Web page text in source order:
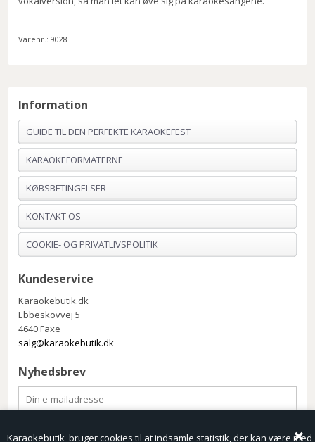
Karaokebutik bruger cookies til at indsamle statistik, der kan være med
Varenr.:9028
Information
GUIDE TIL DEN PERFEKTE KARAOKEFEST
KARAOKEFORMATERNE
KØBSBETINGELSER
KONTAKT OS
COOKIE- OG PRIVATLIVSPOLITIK
Kundeservice
Karaokebutik.dk
Ebbeskovvej 5
4640 Faxe
salg@karaokebutik.dk
Nyhedsbrev